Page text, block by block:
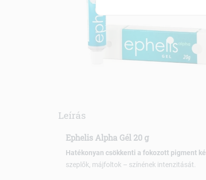
Leírás
Ephelis Alpha Gél 20 g
Hatékonyan csökkenti a fokozott pigment
szeplők, májfoltok – színének intenzitását.